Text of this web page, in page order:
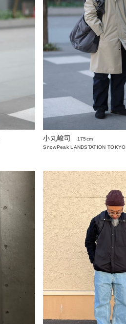
小丸峻司
175cm
SnowPeak LANDSTATION TOKYO